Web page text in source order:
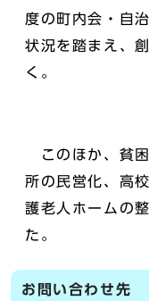
度の町内会・自
状況を踏まえ、
く。
このほか、貧
所の民営化、高
護老人ホームの
た。
お問い合わせ先